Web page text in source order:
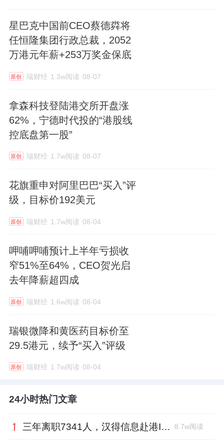
星巴克中国前CEO蔡德粦将
任恒隆集团行政总裁，2052
万港元年薪+253万奖金保底
原创 瑞财经 1.3w阅读 08-07
拿森科技登陆港交所开盘涨
62%，宁德时代投的“港股线
控底盘第一股”
原创 瑞财经 1.7w阅读 08-07
花旗重申对阿里巴巴“买入”评
级，目标价192美元
原创 瑞财经 1.7w阅读 08-04
呷哺呷哺预计上半年亏损收
窄51%至64%，CEO贺光启
去年降薪超四成
原创 瑞财经 1.6w阅读 08-04
瑞银微降和黄医药目标价至
29.5港元，续予“买入”评级
原创 瑞财经 1.7w阅读 08-04
24小时热门文章
三年离职7341人，汉得信息赴港IPO前欠缴社保1.55亿元 8.7w阅读